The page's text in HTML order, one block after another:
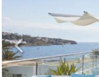
Previous